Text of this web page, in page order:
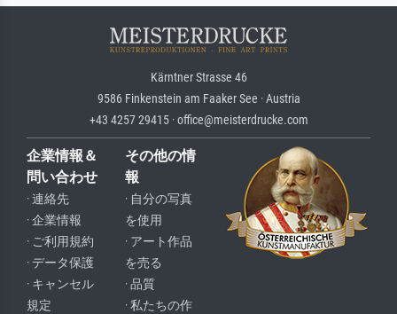
Kärntner Strasse 46
9586 Finkenstein am Faaker See · Austria
+43 4257 29415 · office@meisterdrucke.com
企業情報＆
問い合わせ
· 連絡先
· 企業情報
· ご利用規約
· データ保護
· キャンセル
規定
その他の情
報
· 自分の写真
を使用
· アート作品
を売る
· 品質
· 私たちの作